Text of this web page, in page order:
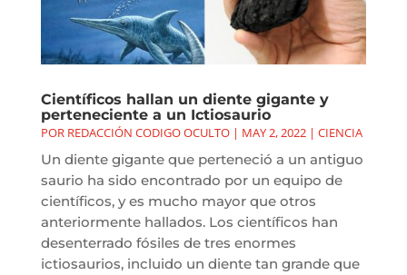
Científicos hallan un diente gigante y
perteneciente a un Ictiosaurio
POR REDACCIÓN CODIGO OCULTO| MAY 2, 2022| CIENCIA
Un diente gigante que perteneció a un antiguo
saurio ha sido encontrado por un equipo de
científicos, y es mucho mayor que otros
anteriormente hallados. Los científicos han
desenterrado fósiles de tres enormes
ictiosaurios, incluido un diente tan grande que